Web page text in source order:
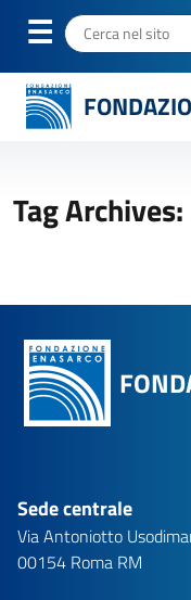
Tag
Sede centrale
Via Antoniotto
00154 Roma RM